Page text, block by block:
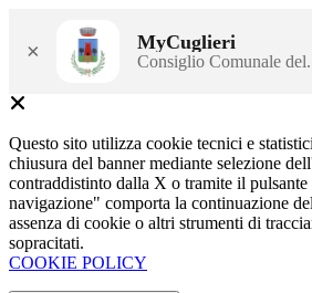
× MyCuglieri
Consiglio Comunale
Questo sito utilizza cookie tecnici e
chiusura del banner mediante selezione
contraddistinto dalla X o tramite il
navigazione" comporta la continuazione
assenza di cookie o altri strumenti di
sopracitati.
COOKIE POLICY